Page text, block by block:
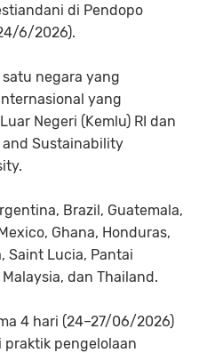
di Pendopo
6/2026).
negara yang
yang
Negeri (Kemlu) RI dan
Sustainability
Brazil, Guatemala,
Ghana, Honduras,
Saint Lucia, Pantai
dan Thailand.
4 hari (24–27/06/2026)
pengelolaan